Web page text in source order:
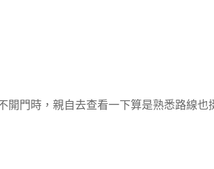
門時，親自去查看一下算是熟悉路線也